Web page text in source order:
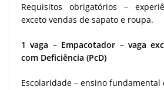
Requisitos obrigatórios –
exceto vendas de sapato e roupa.
1 vaga – Empacotador – vaga
com Deficiência (PcD)
Escolaridade – ensino fundamental